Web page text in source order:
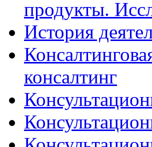
продукты.
История
консалтинг